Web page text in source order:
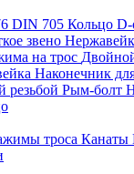
DIN 705 Кольцо D-
звено
на трос
Наконечник
резьбой Рым-болт
троса Канаты